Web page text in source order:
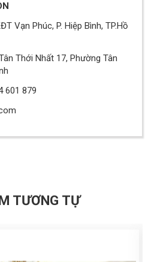
Vạn Phúc, P. Hiệp Bình, TP.Hồ
Thới Nhất 17, Phường Tân
601 879
TƯƠNG TỰ